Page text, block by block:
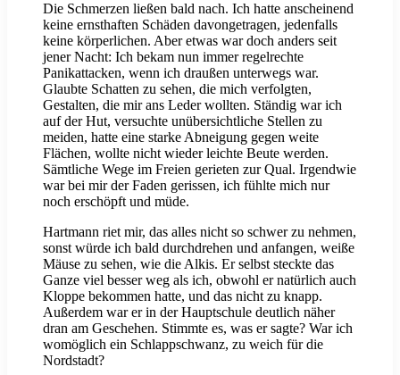
Die Schmerzen ließen bald nach. Ich hatte anscheinend
keine ernsthaften Schäden davongetragen, jedenfalls
keine körperlichen. Aber etwas war doch anders seit
jener Nacht: Ich bekam nun immer regelrechte
Panikattacken, wenn ich draußen unterwegs war.
Glaubte Schatten zu sehen, die mich verfolgten,
Gestalten, die mir ans Leder wollten. Ständig war ich
auf der Hut, versuchte unübersichtliche Stellen zu
meiden, hatte eine starke Abneigung gegen weite
Flächen, wollte nicht wieder leichte Beute werden.
Sämtliche Wege im Freien gerieten zur Qual. Irgendwie
war bei mir der Faden gerissen, ich fühlte mich nur
noch erschöpft und müde.
Hartmann riet mir, das alles nicht so schwer zu nehmen,
sonst würde ich bald durchdrehen und anfangen, weiße
Mäuse zu sehen, wie die Alkis. Er selbst steckte das
Ganze viel besser weg als ich, obwohl er natürlich auch
Kloppe bekommen hatte, und das nicht zu knapp.
Außerdem war er in der Hauptschule deutlich näher
dran am Geschehen. Stimmte es, was er sagte? War ich
womöglich ein Schlappschwanz, zu weich für die
Nordstadt?